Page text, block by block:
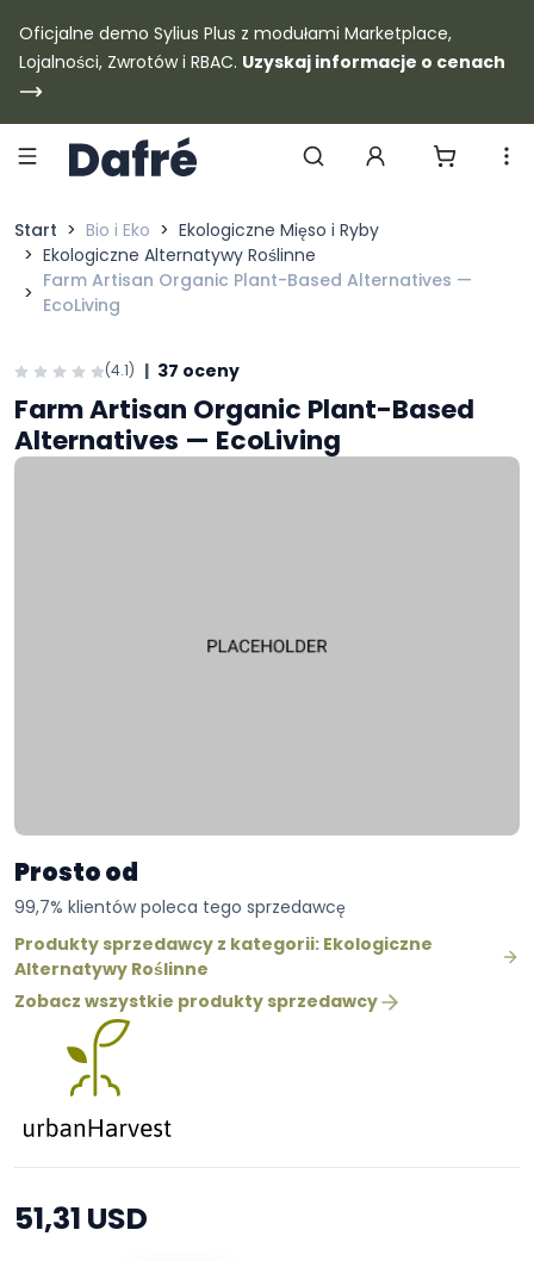
Dafre
Oficjalne demo Sylius Plus z modułami Marketplace,
Lojalności, Zwrotów i RBAC. Uzyskaj informacje o cenach
Start
Bio i Eko
Ekologiczne Mięso i Ryby
Ekologiczne Alternatywy Roślinne
Farm Artisan Organic Plant-Based Alternatives —
EcoLiving
(4.1) | 37 oceny
Farm Artisan Organic Plant-Based
Alternatives — EcoLiving
Prosto od
99,7% klientów poleca tego sprzedawcę
Produkty sprzedawcy z kategorii: Ekologiczne
Alternatywy Roślinne
Zobacz wszystkie produkty sprzedawcy
51,31 USD